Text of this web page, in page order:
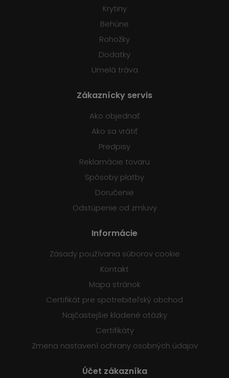
Krytiny
Behúne
Rohožky
Dodatky
Umelá tráva
Zákaznícky servis
Ako objednať
Ako sa vrátiť
Predpisy
Reklamácie tovaru
Spôsoby platby
Doručenie
Odstúpenie od zmluvy
Informácie
Zásady používania súborov cookie
Kontakt
Mapa stránok
Certifikát pre spotrebiteľský obchod
Najčastejšie kladené otázky
Certifikáty
Zmena nastavení ochrany osobných údajov
Účet zákazníka